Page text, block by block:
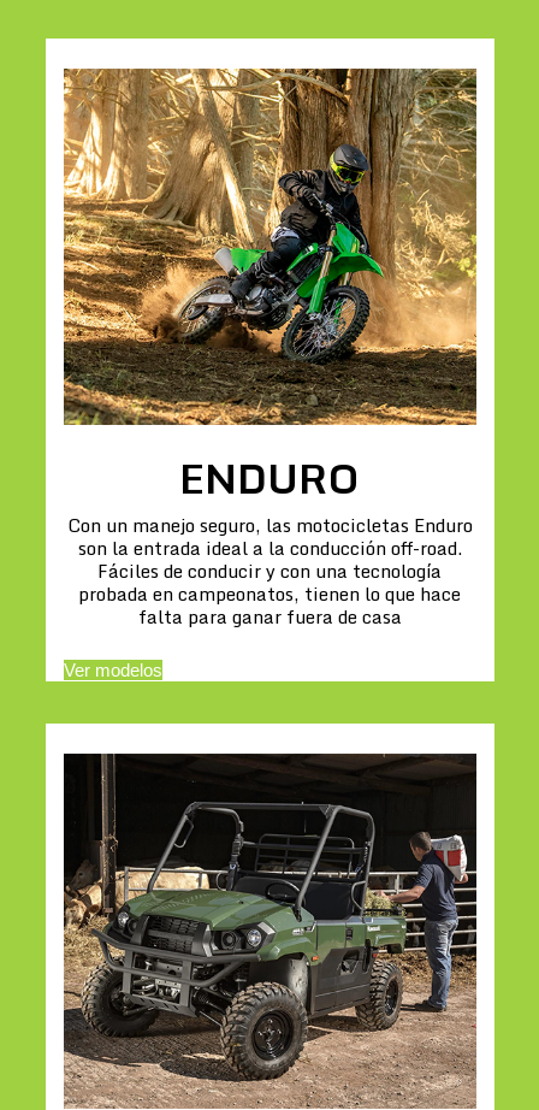
ENDURO
Con un manejo seguro, las motocicletas Enduro
son la entrada ideal a la conducción off-road.
Fáciles de conducir y con una tecnología
probada en campeonatos, tienen lo que hace
falta para ganar fuera de casa
Ver modelos